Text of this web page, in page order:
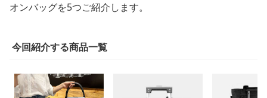
オンバッグを5つご紹介します。
今回紹介する商品一覧